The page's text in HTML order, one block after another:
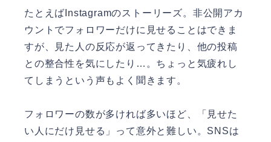
たとえばInstagramのストーリーズ。非公開アカ
ウントでフォロワーだけに見せることはできま
すが、見た人の反応が返ってきたり、他の投稿
との整合性を気にしたり…。ちょっと気疲れし
てしまうという声もよく聞きます。
フォロワーの数が多ければ多いほど、「見せた
い人にだけ見せる」って意外と難しい。SNSは